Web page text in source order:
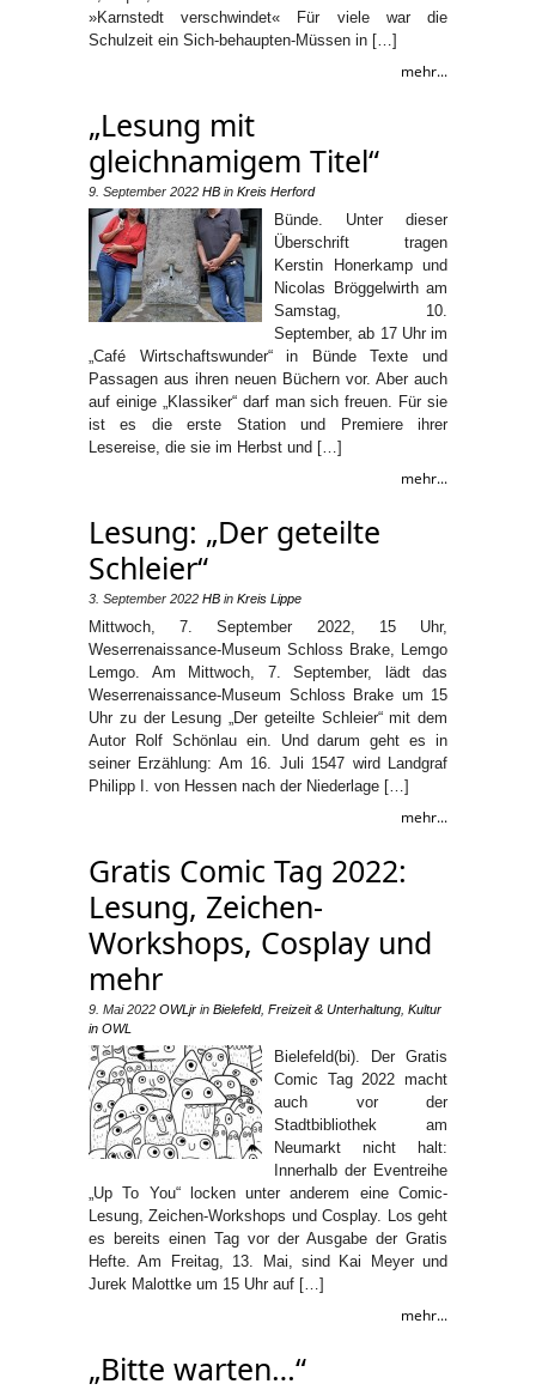
»Karnstedt verschwindet« Für viele war die
Schulzeit ein Sich-behaupten-Müssen in […]
mehr...
„Lesung mit
gleichnamigem Titel“
9. September 2022 HB in Kreis Herford
Bünde. Unter dieser
Überschrift tragen
Kerstin Honerkamp und
Nicolas Bröggelwirth am
Samstag, 10.
September, ab 17 Uhr im
„Café Wirtschaftswunder“ in Bünde Texte und
Passagen aus ihren neuen Büchern vor. Aber auch
auf einige „Klassiker“ darf man sich freuen. Für sie
ist es die erste Station und Premiere ihrer
Lesereise, die sie im Herbst und […]
mehr...
Lesung: „Der geteilte
Schleier“
3. September 2022 HB in Kreis Lippe
Mittwoch, 7. September 2022, 15 Uhr,
Weserrenaissance-Museum Schloss Brake, Lemgo
Lemgo. Am Mittwoch, 7. September, lädt das
Weserrenaissance-Museum Schloss Brake um 15
Uhr zu der Lesung „Der geteilte Schleier“ mit dem
Autor Rolf Schönlau ein. Und darum geht es in
seiner Erzählung: Am 16. Juli 1547 wird Landgraf
Philipp I. von Hessen nach der Niederlage […]
mehr...
Gratis Comic Tag 2022:
Lesung, Zeichen-
Workshops, Cosplay und
mehr
9. Mai 2022 OWLjr in Bielefeld, Freizeit & Unterhaltung Kultur
in OWL
Bielefeld(bi). Der Gratis
Comic Tag 2022 macht
auch vor der
Stadtbibliothek am
Neumarkt nicht halt:
Innerhalb der Eventreihe
„Up To You“ locken unter anderem eine Comic-
Lesung, Zeichen-Workshops und Cosplay. Los geht
es bereits einen Tag vor der Ausgabe der Gratis
Hefte. Am Freitag, 13. Mai, sind Kai Meyer und
Jurek Malottke um 15 Uhr auf […]
mehr...
„Bitte warten…“